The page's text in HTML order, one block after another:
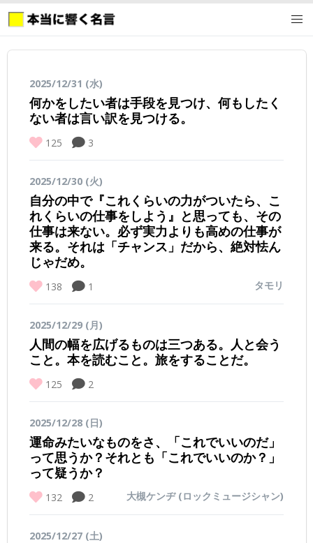
2025/12/31 (水)
何かをしたい者は手段を見つけ、何もしたく
ない者は言い訳を見つける。
125 3
2025/12/30 (火)
自分の中で『これくらいの力がついたら、こ
れくらいの仕事をしよう』と思っても、その
仕事は来ない。必ず実力よりも高めの仕事が
来る。それは「チャンス」だから、絶対怯ん
じゃだめ。
138 1 タモリ
2025/12/29 (月)
人間の幅を広げるものは三つある。人と会う
こと。本を読むこと。旅をすることだ。
125 2
2025/12/28 (日)
運命みたいなものをさ、「これでいいのだ」
って思うか？それとも「これでいいのか？」
って疑うか？
132 2 大槻ケンヂ (ロックミュージシャン)
2025/12/27 (土)